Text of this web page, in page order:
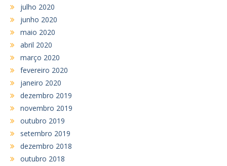
julho 2020
junho 2020
maio 2020
abril 2020
março 2020
fevereiro 2020
janeiro 2020
dezembro 2019
novembro 2019
outubro 2019
setembro 2019
dezembro 2018
outubro 2018